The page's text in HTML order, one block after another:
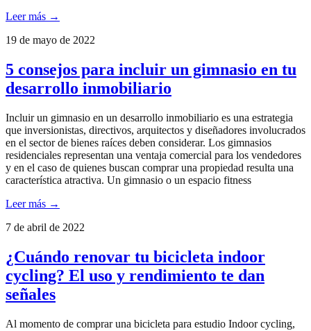
Leer más →
19 de mayo de 2022
5 consejos para incluir un gimnasio en tu
desarrollo inmobiliario
Incluir un gimnasio en un desarrollo inmobiliario es una estrategia
que inversionistas, directivos, arquitectos y diseñadores involucrados
en el sector de bienes raíces deben considerar. Los gimnasios
residenciales representan una ventaja comercial para los vendedores
y en el caso de quienes buscan comprar una propiedad resulta una
característica atractiva. Un gimnasio o un espacio fitness
Leer más →
7 de abril de 2022
¿Cuándo renovar tu bicicleta indoor
cycling? El uso y rendimiento te dan
señales
Al momento de comprar una bicicleta para estudio Indoor cycling,